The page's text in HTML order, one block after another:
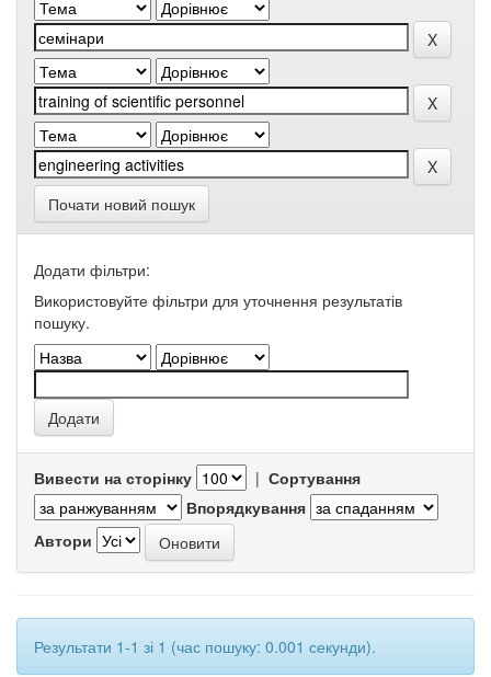
Почати новий пошук
Додати фільтри:
Використовуйте фільтри для уточнення результатів
пошуку.
Вивести на сторінку | Сортування
Впорядкування
Автори
Результати 1-1 зі 1 (час пошуку: 0.001 секунди).